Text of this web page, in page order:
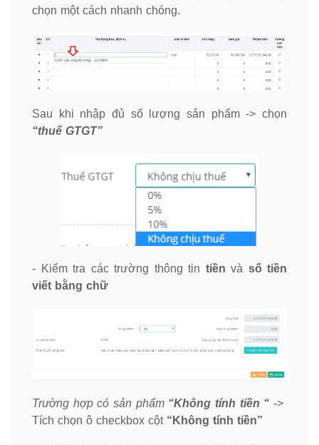
chọn một cách nhanh chóng.
Sau khi nhập đủ số lượng sản phẩm -> chọn
“thuế GTGT”
- Kiểm tra các trường thông tin tiền và số tiền
viết bằng chữ
Trường hợp có sản phẩm“Không tính tiền “ ->
Tích chọn ô checkbox cột “Không tính tiền”